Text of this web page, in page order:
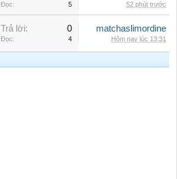
Đọc: 5 52 phút trước
Trả lời: 0
Đọc: 4
matchaslimordine
Hôm nay lúc 13:31